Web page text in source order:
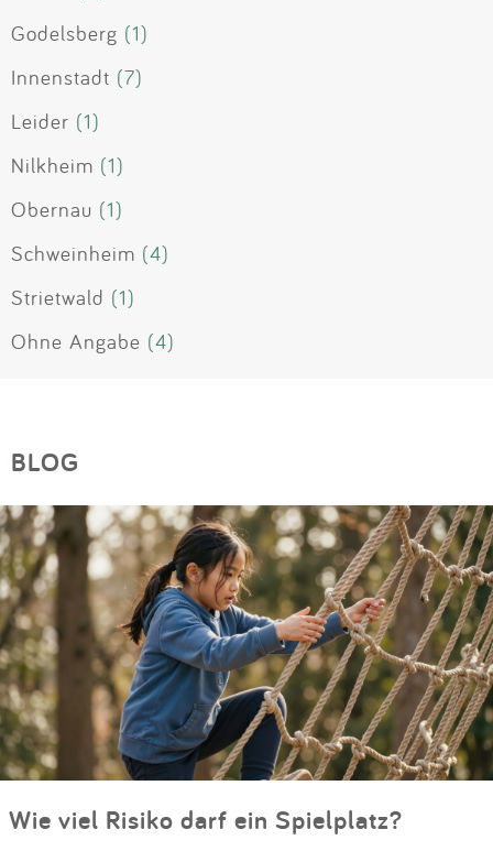
Godelsberg (1)
Innenstadt (7)
Leider (1)
Nilkheim (1)
Obernau (1)
Schweinheim (4)
Strietwald (1)
Ohne Angabe (4)
BLOG
Wie viel Risiko darf ein Spielplatz?